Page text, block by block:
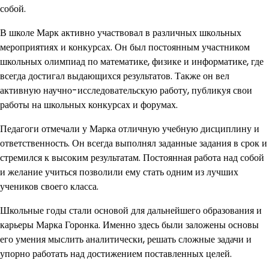
собой.
В школе Марк активно участвовал в различных школьных
мероприятиях и конкурсах. Он был постоянным участником
школьных олимпиад по математике, физике и информатике, где
всегда достигал выдающихся результатов. Также он вел
активную научно-исследовательскую работу, публикуя свои
работы на школьных конкурсах и форумах.
Педагоги отмечали у Марка отличную учебную дисциплину и
ответственность. Он всегда выполнял заданные задания в срок и
стремился к высоким результатам. Постоянная работа над собой
и желание учиться позволили ему стать одним из лучших
учеников своего класса.
Школьные годы стали основой для дальнейшего образования и
карьеры Марка Горонка. Именно здесь были заложены основы
его умения мыслить аналитически, решать сложные задачи и
упорно работать над достижением поставленных целей.